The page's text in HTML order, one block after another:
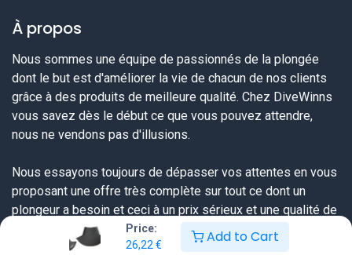
Price:
26,22 € Add to Cart
À propos
Nous sommes une équipe de passionnés de la plongée
dont le but est d'améliorer la vie de chacun de nos clients
grâce à des produits de meilleure qualité. Chez DiveWinns
vous savez dès le début ce que vous pouvez attendre,
nous ne vendons pas d'illusions.
Nous essayons toujours de dépasser vos attentes en vous
proposant une offre très complète sur tout ce dont un
plongeur a besoin et ceci à un prix sérieux et une qualité de
service extraordinaire.